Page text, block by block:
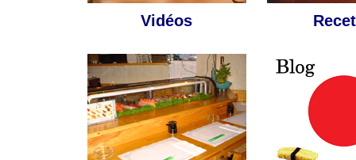
Vidéos